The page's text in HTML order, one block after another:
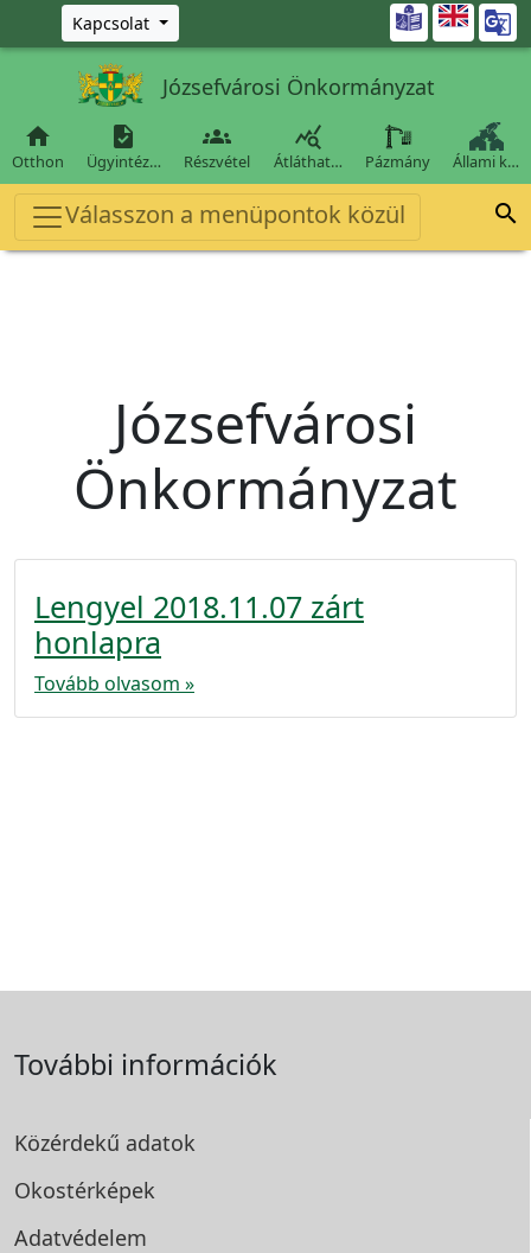
Ugrás a fő tartalomra
Kapcsolat 
Józsefvárosi Önkormányzat

Otthon

Ügyintéz…

Részvétel

Átláthat… Pázmány Állami k…
Válasszon a menüpontok közül 
Józsefvárosi
Önkormányzat
Lengyel 2018.11.07 zárt
honlapra
Tovább olvasom »
További információk
Közérdekű adatok
Okostérképek
Adatvédelem